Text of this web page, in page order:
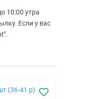
10:00 утра
Если у вас